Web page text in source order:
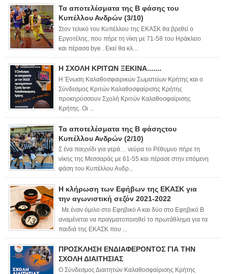
Τα αποτελέσματα της Β φάσης του
Κυπέλλου Ανδρών (3/10)
Στον τελικό του Κυπέλλου της ΕΚΑΣΚ θα βρεθεί ο
Εργοτέλης, που πήρε τη νίκη με 71-58 του Ηράκλειο
και πέρασα bye . Εκεί θα κλ...
Η ΣΧΟΛΗ ΚΡΙΤΩΝ ΞΕΚΙΝΑ.......
Η Ένωση Καλαθοσφαιρικών Σωματείων Κρήτης και ο
Σύνδεσμος Κριτών Καλαθοσφαίρισης Κρήτης
προκηρύσσουν Σχολή Κριτών Καλαθοσφαίρισης
Κρήτης. Οι ...
Τα αποτελέσματα της Β φάσηςτου
Κυπέλλου Ανδρών (2/10)
Σ ένα παιχνίδι για γερά… νεύρα το Ρέθυμνο πήρε τη
νίκης της Μεσσαράς με 61-55 και πέρασε στην επόμενη
φάση του Κυπέλλου Ανδρ...
Η κλήρωση των Εφήβων της ΕΚΑΣΚ για
την αγωνιστική σεζόν 2021-2022
Με έναν όμιλο στο Εφηβικό Α και δύο στο Εφηβικό Β
αναμένεται να πραγματοποιηθεί το πρωτάθλημα για τα
παιδιά της ΕΚΑΣΚ που ...
ΠΡΟΣΚΛΗΣΗ ΕΝΔΙΑΦΕΡΟΝΤΟΣ ΓΙΑ ΤΗΝ
ΣΧΟΛΗ ΔΙΑΙΤΗΣΙΑΣ
Ο Σύνδεσμος Διαιτητών Καλαθοσφαίρισης Κρήτης